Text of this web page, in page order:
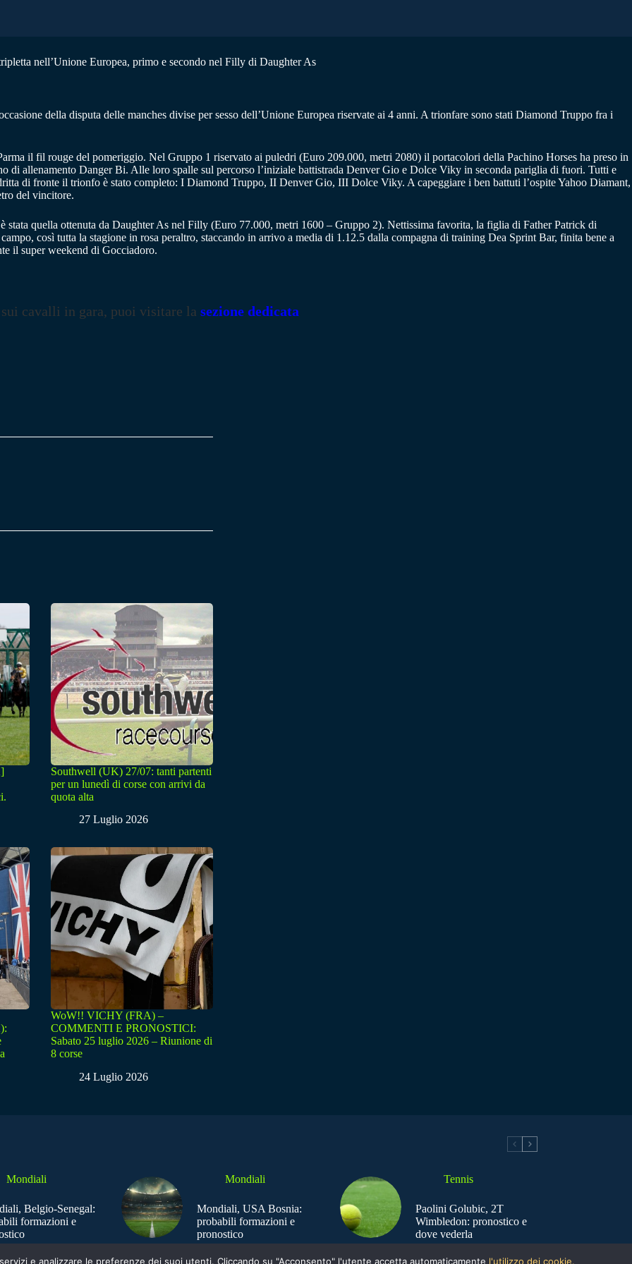
nell’Unione Europea, primo e secondo nel Filly di Daughter As
della disputa delle manches divise per sesso dell’Unione Europea riservate ai 4 anni. A trionfare sono stati Diamond Truppo fra i
il fil rouge del pomeriggio. Nel Gruppo 1 riservato ai puledri (Euro 209.000, metri 2080) il portacolori della Pachino Horses ha preso in
di allenamento Danger Bi. Alle loro spalle sul percorso l’iniziale battistrada Denver Gio e Dolce Viky in seconda pariglia di fuori. Tutti e
di fronte il trionfo è stato completo: I Diamond Truppo, II Denver Gio, III Dolce Viky. A capeggiare i ben battuti l’ospite Yahoo Diamant,
del vincitore.
stata quella ottenuta da Daughter As nel Filly (Euro 77.000, metri 1600 – Gruppo 2). Nettissima favorita, la figlia di Father Patrick di
così tutta la stagione in rosa peraltro, staccando in arrivo a media di 1.12.5 dalla compagna di training Dea Sprint Bar, finita bene a
il super weekend di Gocciadoro.
sui cavalli in gara, puoi visitare la sezione dedicata
Southwell (UK) 27/07: tanti partenti
per un lunedì di corse con arrivi da
quota alta
27 Luglio 2026
WoW!! VICHY (FRA) –
COMMENTI E PRONOSTICI:
Sabato 25 luglio 2026 – Riunione di
8 corse
24 Luglio 2026
Mondiali
Belgio-Senegal:
formazioni e
Mondiali
Mondiali, USA Bosnia:
probabili formazioni e
pronostico
Tennis
Paolini Golubic, 2T
Wimbledon: pronostico e
dove vederla
e analizzare le preferenze dei suoi utenti. Cliccando su "Acconsento" l'utente accetta automaticamente l'utilizzo dei cookie.